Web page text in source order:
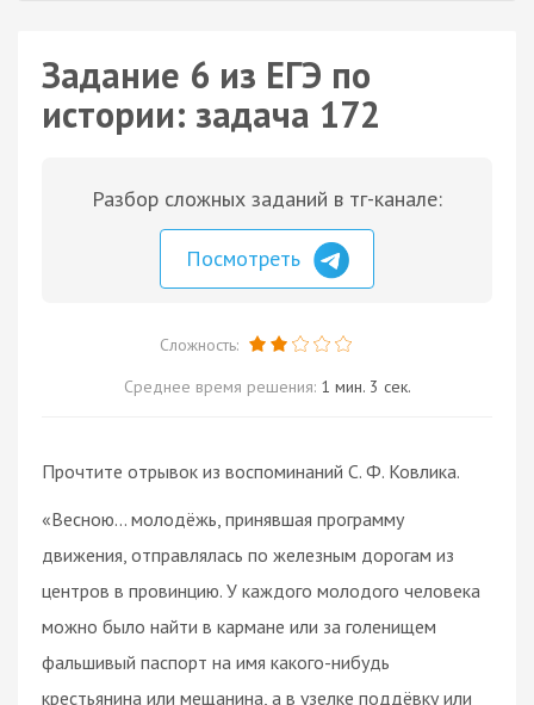
Задание 6 из ЕГЭ по
истории: задача 172
Разбор сложных заданий в тг-канале:
Посмотреть
Сложность:
Среднее время решения: 1 мин. 3 сек.
Прочтите отрывок из воспоминаний С. Ф. Ковлика.
«Весною... молодёжь, принявшая программу
движения, отправлялась по железным дорогам из
центров в провинцию. У каждого молодого человека
можно было найти в кармане или за голенищем
фальшивый паспорт на имя какого-нибудь
крестьянина или мещанина, а в узелке поддёвку или